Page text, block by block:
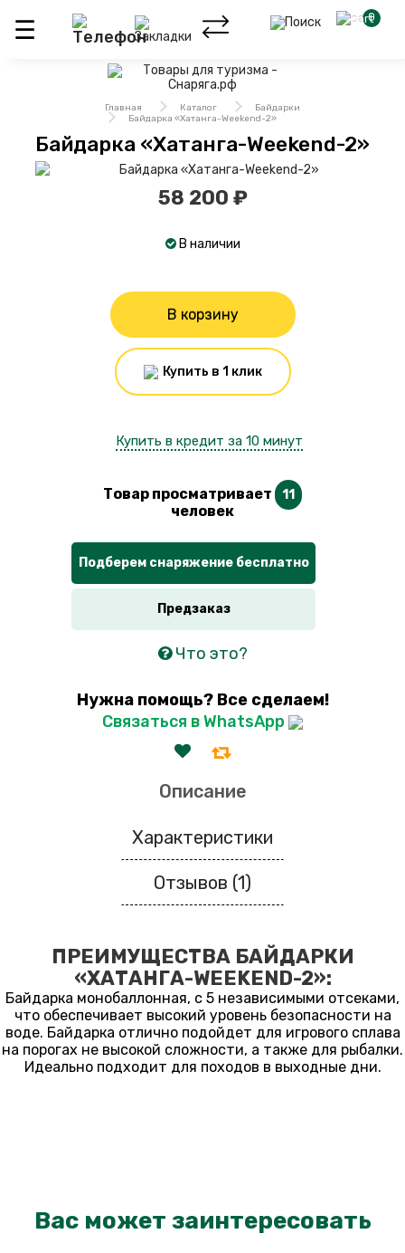
0
Главная Каталог
Байдарки
Байдарка «Хатанга-Weekend-2»
Байдарка «Хатанга-Weekend-2»
58 200 ₽
В наличии
В корзину
Купить в 1 клик
Купить в кредит за 10 минут
Товар просматривает 11
человек
Подберем снаряжение бесплатно
Предзаказ
Что это?
Нужна помощь? Все сделаем!
Связаться в WhatsApp
Описание
Характеристики
Отзывов (1)
ПРЕИМУЩЕСТВА БАЙДАРКИ
«ХАТАНГА-WEEKEND-2»:
Байдарка монобаллонная, с 5 независимыми отсеками,
что обеспечивает высокий уровень безопасности на
воде. Байдарка отлично подойдет для игрового сплава
на порогах не высокой сложности, а также для рыбалки.
Идеально подходит для походов в выходные дни.
Вас может заинтересовать